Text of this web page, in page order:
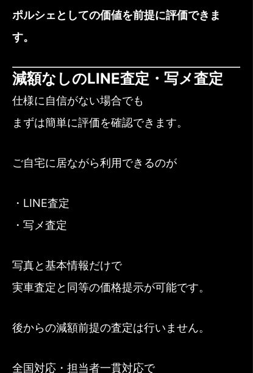
ポルシェとしての価値を前提に評価できま
す。
減額なしのLINE査定・写メ査定
仕様に自信がない場合でも
まずは簡単に評価を確認できます。
ご自宅に居ながら利用できるのが
・LINE査定
・写メ査定
写真と基本情報だけで
実車査定と同等の価格提示が可能です。
後からの減額前提の査定は行いません。
全国対応・担当者一貫対応で